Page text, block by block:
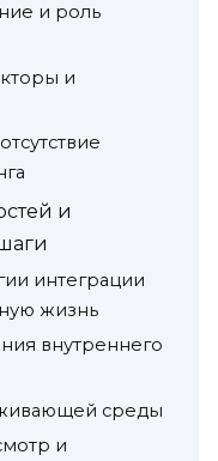
и роль
и
и
интеграции
жизнь
внутреннего
среды
и